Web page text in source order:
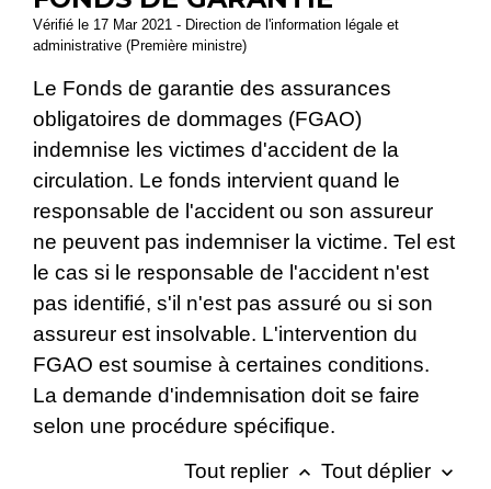
Vérifié le 17 Mar 2021 - Direction de l'information légale et
administrative (Première ministre)
Le Fonds de garantie des assurances
obligatoires de dommages (FGAO)
indemnise les victimes d'accident de la
circulation. Le fonds intervient quand le
responsable de l'accident ou son assureur
ne peuvent pas indemniser la victime. Tel est
le cas si le responsable de l'accident n'est
pas identifié, s'il n'est pas assuré ou si son
assureur est insolvable. L'intervention du
FGAO est soumise à certaines conditions.
La demande d'indemnisation doit se faire
selon une procédure spécifique.
Tout replier keyboard_arrow_up Tout déplier keyboard_arrow_down